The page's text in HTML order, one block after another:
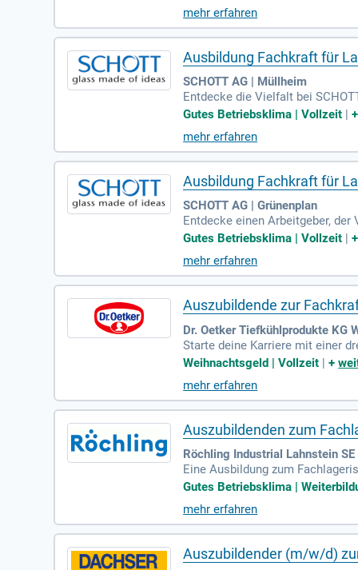
ät und Ästhetik. Besuchen Sie
r Kunden schöner und
mehr erfahren
Ausbildung Fachkraft für
SCHOTT AG | Müllheim
Entdecke die Vielfalt bei
ändern bieten wir dir die
ür deine berufliche Zukunft. Bei
dich!
Gutes Betriebsklima | Vollzeit |
mehr erfahren
Ausbildung Fachkraft für
SCHOTT AG | Grünenplan
Entdecke einen Arbeitgeber,
und das gute Gefühl, am
aben. Mit unserer
Gutes Betriebsklima | Vollzeit |
mehr erfahren
Auszubildende zur
Dr. Oetker Tiefkühlprodukte KG
Starte deine Karriere mit einer
Berufsschule in Trier. Während
nd Prozesse. Deine Aufgaben
en. Zudem eignest du dir
tschulabschluss und
Weihnachtsgeld | Vollzeit |+
mehr erfahren
Auszubildenden zum
Röchling Industrial Lahnstein
Eine Ausbildung zum
Lagerlogistik sorgen dafür, dass
abelstaplern, sondern auch
ionierung von Waren. Auch
ein für deine berufliche Zukunft
Gutes Betriebsklima |
mehr erfahren
Auszubildender (m/w/d)